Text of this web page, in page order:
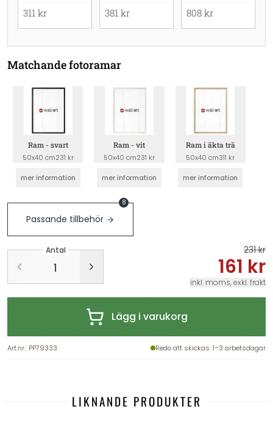
311 kr 381 kr 808 kr
Matchande fotoramar
Ram - svart
50x40 cm231 kr
mer information
Ram - vit
50x40 cm231 kr
mer information
Ram i äkta trä
50x40 cm311 kr
mer information
Passande tillbehör
8
Antal 231 kr
161 kr
inkl. moms, exkl. frakt
Lägg i varukorg
Art.nr.: PP79333 Redo att skickas: 1–3 arbetsdagar
LIKNANDE PRODUKTER